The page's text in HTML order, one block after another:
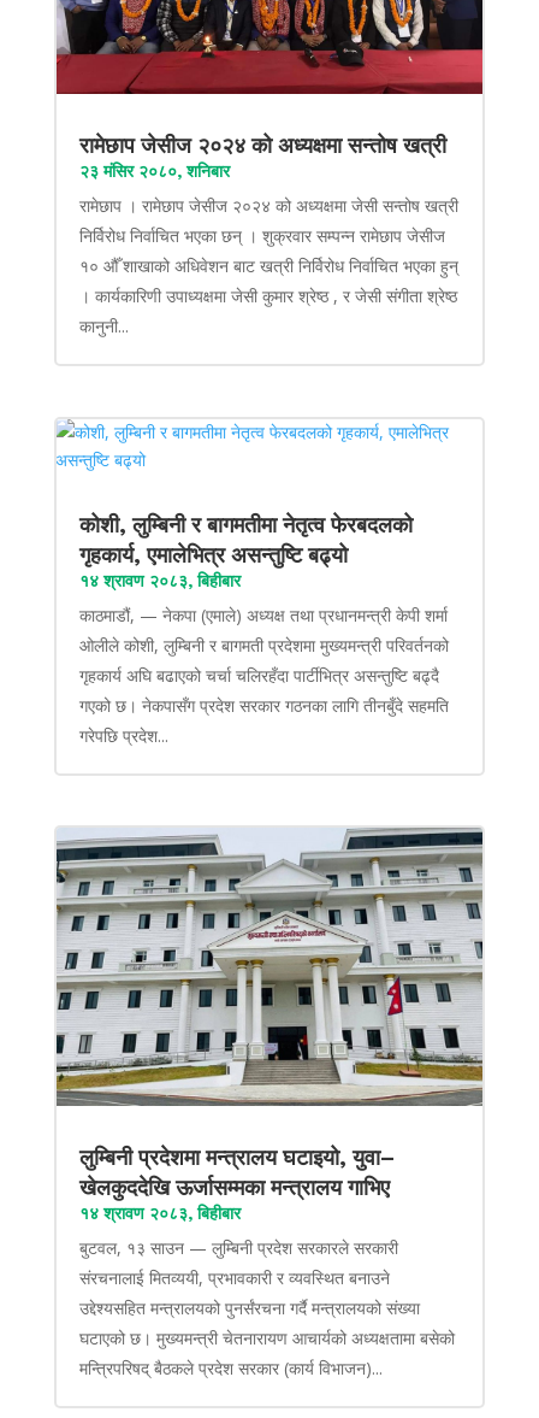
रामेछाप जेसीज २०२४ को अध्यक्षमा सन्तोष खत्री
२३ मंसिर २०८०, शनिबार
रामेछाप । रामेछाप जेसीज २०२४ को अध्यक्षमा जेसी सन्तोष खत्री
निर्विरोध निर्वाचित भएका छन् । शुक्रवार सम्पन्न रामेछाप जेसीज
१० औँ शाखाको अधिवेशन बाट खत्री निर्विरोध निर्वाचित भएका हुन्
। कार्यकारिणी उपाध्यक्षमा जेसी कुमार श्रेष्ठ , र जेसी संगीता श्रेष्ठ
कानुनी...
कोशी, लुम्बिनी र बागमतीमा नेतृत्व फेरबदलको
गृहकार्य, एमालेभित्र असन्तुष्टि बढ्यो
१४ श्रावण २०८३, बिहीबार
काठमाडौं, — नेकपा (एमाले) अध्यक्ष तथा प्रधानमन्त्री केपी शर्मा
ओलीले कोशी, लुम्बिनी र बागमती प्रदेशमा मुख्यमन्त्री परिवर्तनको
गृहकार्य अघि बढाएको चर्चा चलिरहँदा पार्टीभित्र असन्तुष्टि बढ्दै
गएको छ। नेकपासँग प्रदेश सरकार गठनका लागि तीनबुँदे सहमति
गरेपछि प्रदेश...
लुम्बिनी प्रदेशमा मन्त्रालय घटाइयो, युवा–
खेलकुददेखि ऊर्जासम्मका मन्त्रालय गाभिए
१४ श्रावण २०८३, बिहीबार
बुटवल, १३ साउन — लुम्बिनी प्रदेश सरकारले सरकारी
संरचनालाई मितव्ययी, प्रभावकारी र व्यवस्थित बनाउने
उद्देश्यसहित मन्त्रालयको पुनर्संरचना गर्दै मन्त्रालयको संख्या
घटाएको छ। मुख्यमन्त्री चेतनारायण आचार्यको अध्यक्षतामा बसेको
मन्त्रिपरिषद् बैठकले प्रदेश सरकार (कार्य विभाजन)...